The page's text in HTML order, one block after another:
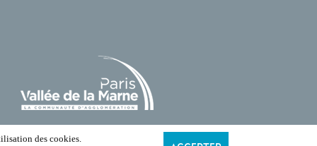
des cookies.